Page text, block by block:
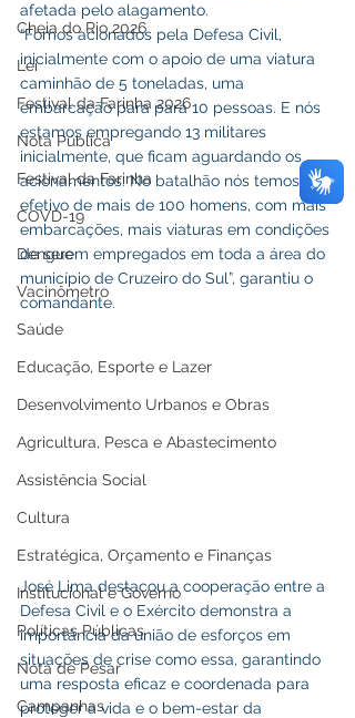
Cheia do Rio 2026
Lei
Festival da Farinha 2026
Nota Pública
Festival da Farinha
COVD-19
Dengue
Vacinômetro
Saúde
Educação, Esporte e Lazer
Desenvolvimento Urbanos e Obras
Agricultura, Pesca e Abastecimento
Assistência Social
Cultura
Estratégica, Orçamento e Finanças
Institucional e Governo
Políticas Públicas
Nota de Pesar
Campanhas
afetada pelo alagamento.
“Fomos acionados pela Defesa Civil,
inicialmente com o apoio de uma viatura
caminhão de 5 toneladas, uma
embarcação para para 10 pessoas. E nós
estamos empregando 13 militares
inicialmente, que ficam aguardando os
acionamentos. No batalhão nós temos o
efetivo de mais de 100 homens, com mais
embarcações, mais viaturas em condições
de serem empregados em toda a área do
município de Cruzeiro do Sul”, garantiu o
comandante.
José Lima destacou a cooperação entre a
Defesa Civil e o Exército demonstra a
importância da união de esforços em
situações de crise como essa, garantindo
uma resposta eficaz e coordenada para
proteger a vida e o bem-estar da